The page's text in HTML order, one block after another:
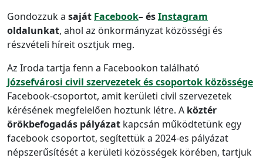
Gondozzuk a saját Facebook– ésInstagram
oldalunkat, ahol az önkormányzat közösségi és
részvételi híreit osztjuk meg.
Az Iroda tartja fenn a Facebookon található
Józsefvárosi civil szervezetek és csoportok közössége
Facebook-csoportot, amit kerületi civil szervezetek
kérésének megfelelően hoztunk létre. A köztér
örökbefogadás pályázat kapcsán működtetünk egy
facebook csoportot, segítettük a 2024-es pályázat
népszerűsítését a kerületi közösségek körében, tartjuk